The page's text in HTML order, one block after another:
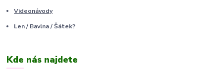
Videonávody
Len / Bavlna / Šátek?
Kde nás najdete